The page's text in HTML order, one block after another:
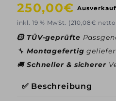
Normaler
Preis
250,00€
inkl. 19 % MwSt. (210,08€
🛞 TÜV-geprüfte
🔧 Montagefertig
🚚 Schneller & sicherer
✅ Beschreibung